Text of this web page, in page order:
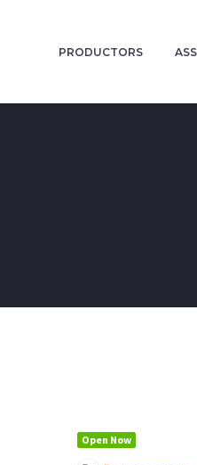
PRODUCTORS
Open Now